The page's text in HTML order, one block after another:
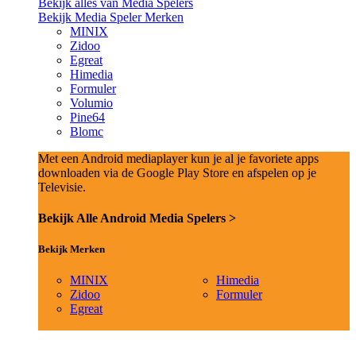
Bekijk Media Speler Merken
MINIX
Zidoo
Egreat
Himedia
Formuler
Volumio
Pine64
Blomc
Met een Android mediaplayer kun je al je favoriete apps
downloaden via de Google Play Store en afspelen op je
Televisie.
Bekijk Alle Android Media Spelers >
Bekijk Merken
MINIX
Zidoo
Egreat
Himedia
Formuler